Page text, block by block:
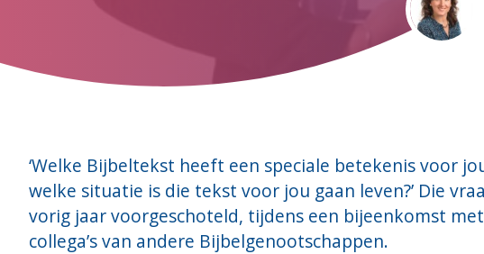
‘Welke Bijbeltekst heeft een speciale betekenis voor
welke situatie is die tekst voor jou gaan leven?’ Die
vorig jaar voorgeschoteld, tijdens een bijeenkomst
collega’s van andere Bijbelgenootschappen.